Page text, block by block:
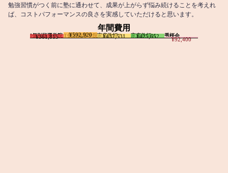
勉強習慣がつく前に塾に通わせて、成果が上がらず悩み続けることを考えれ
ば、コストパフォーマンスの良さを実感していただけると思います。
年間費用
I個別指導学院
¥361,815 T個別指導学院
¥592,920 家庭教師T
¥437,531 家庭教師M
¥425,652 秀桜会
¥92,400